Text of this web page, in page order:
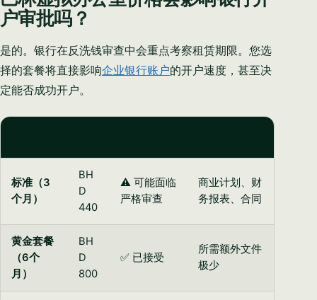
户审批吗？
是的。银行在反洗钱审查中会重点考察租赁期限。您选
择的套餐将直接影响企业银行账户的开户速度，甚至决
定能否成功开户。
标准（3
个月）
BH
D
440
⚠️ 可能面临
严格审查
商业计划、财
务报表、合同
黄金套餐
（6个
月）
BH
D
800
✅ 已接受
所需额外文件
极少